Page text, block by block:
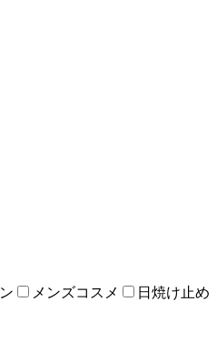
メンズコスメ 日焼け止め